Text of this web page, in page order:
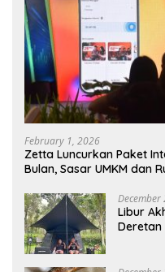
February 1, 2026
Zetta Luncurkan Paket
Bulan, Sasar UMKM dan
Libur
Deretan